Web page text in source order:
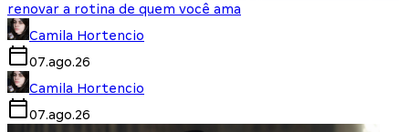
renovar a rotina de quem você ama
Camila Hortencio
07.ago.26
Camila Hortencio
07.ago.26